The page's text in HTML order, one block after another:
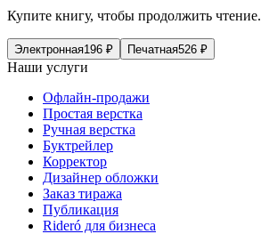
Купите книгу, чтобы продолжить чтение.
Электронная196 ₽ Печатная526 ₽
Наши услуги
Офлайн-продажи
Простая верстка
Ручная верстка
Буктрейлер
Корректор
Дизайнер обложки
Заказ тиража
Публикация
Rideró для бизнеса